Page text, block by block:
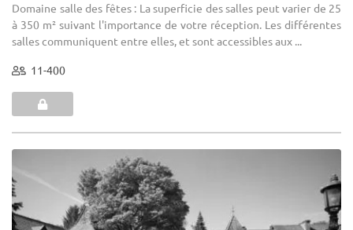
Domaine salle des fêtes : La superficie des salles peut varier de 25
à 350 m² suivant l'importance de votre réception. Les différentes
salles communiquent entre elles, et sont accessibles aux ...
11-400